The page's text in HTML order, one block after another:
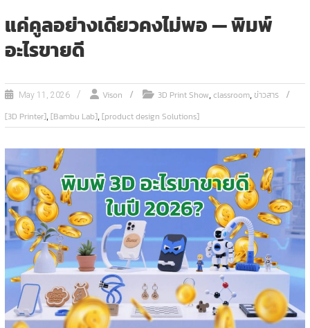
แค่คูลอย่างเดียวคงไม่พอ — พิมพ์
อะไรขายดี
May 11, 2026 Vison 3D Print Show,classroom,ข่าวสาร
[3D Printer],[Bambu Lab],[product design Solutions]